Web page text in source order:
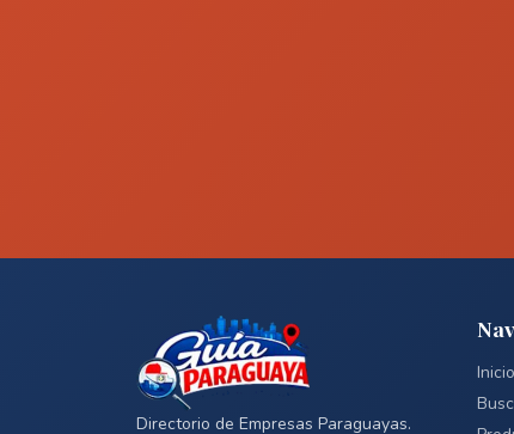
Directorio de Empresas Paraguayas.
Inicio